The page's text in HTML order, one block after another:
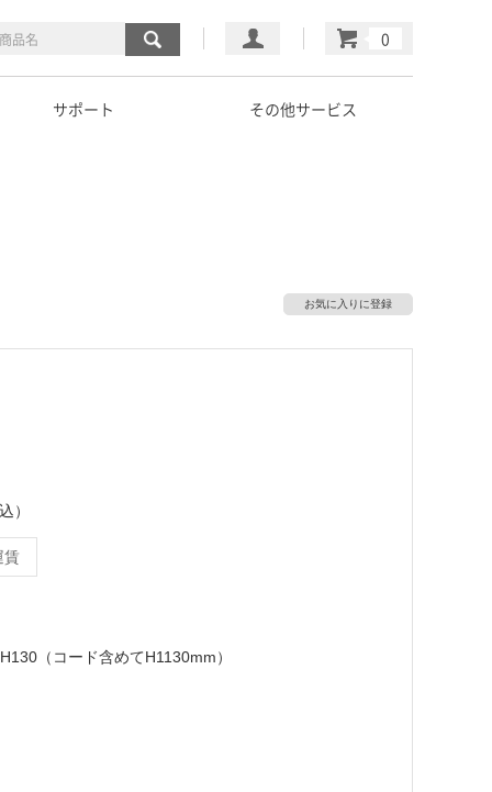
マイページ
カート
サポート その他サービス
お気に入りに登録
）
賃
（コード含めてH1130mm）